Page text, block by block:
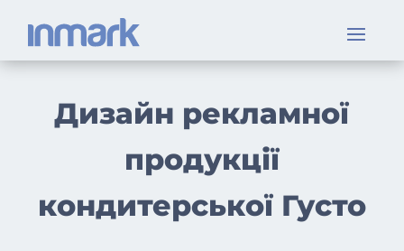
Дизайн рекламної
продукції
кондитерської Густо